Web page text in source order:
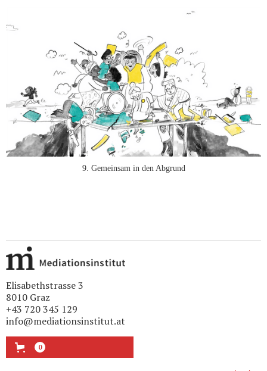
9. Gemeinsam in den Abgrund
Elisabethstrasse 3
8010 Graz
+43 720 345 129
info@mediationsinstitut.at
0